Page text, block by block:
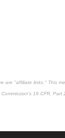
are "affiliate links." This
16 CFR, Part